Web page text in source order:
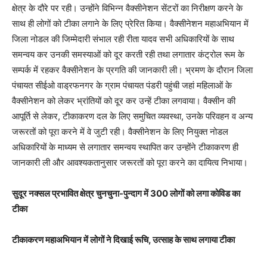
क्षेत्र के दौरे पर रही। उन्होंने विभिन्न वैक्सीनेशन सेंटरों का निरीक्षण करने के
साथ ही लोगों को टीका लगाने के लिए प्रेरित किया। वैक्सीनेशन महाअभियान में
जिला नोडल की जिम्मेदारी संभाल रही रीता यादव सभी अधिकारियों के साथ
समन्वय कर उनकी समस्याओं को दूर करती रही तथा लगातार कंट्रोल रूम के
सम्पर्क में रहकर वैक्सीनेशन के प्रगति की जानकारी ली। भ्रमण के दौरान जिला
पंचायत सीईओ वाड्रफनगर के ग्राम पंचायत पंडरी पहुंची जहां महिलाओं के
वैक्सीनेशन को लेकर भ्रांतियों को दूर कर उन्हें टीका लगवाया। वैक्सीन की
आपूर्ति से लेकर, टीकाकरण दल के लिए समुचित व्यवस्था, उनके परिवहन व अन्य
जरूरतों को पूरा करने में वे जुटी रही। वैक्सीनेशन के लिए नियुक्त नोडल
अधिकारियों के माध्यम से लगातार समन्वय स्थापित कर उन्होंने टीकाकरण ही
जानकारी ली और आवश्यकतानुसार जरूरतों को पूरा करने का दायित्व निभाया।
सुदूर नक्सल प्रभावित क्षेत्र चुनचुना-पुन्दाग में 300 लोगों को लगा कोविड का
टीका
टीकाकरण महाअभियान में लोगों ने दिखाई रूचि, उत्साह के साथ लगाया टीका